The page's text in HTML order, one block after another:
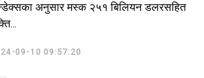
अनुसार मस्क २५१ बिलियन डलरसहित
09-10 09:57:20